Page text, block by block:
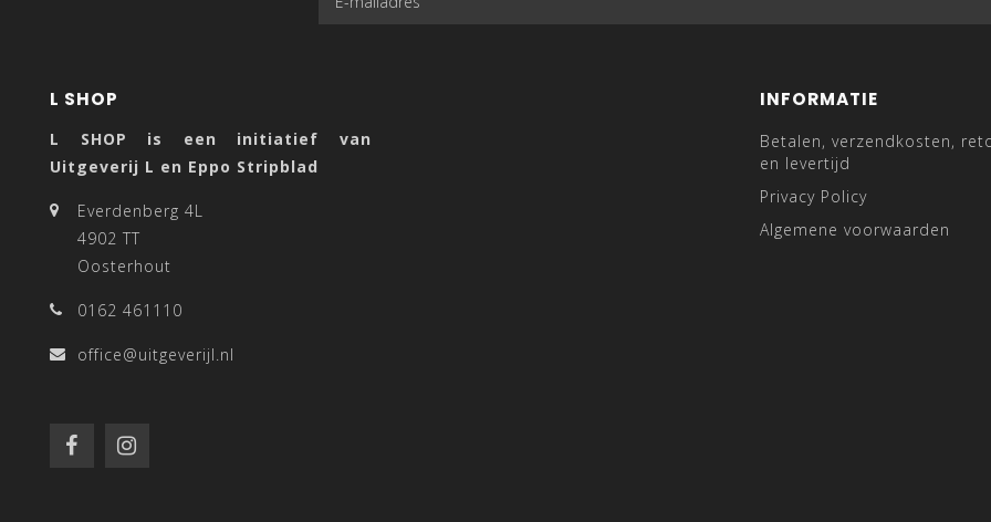
L SHOP
L SHOP is een initiatief van
Uitgeverij L en Eppo Stripblad
Everdenberg 4L
4902 TT
Oosterhout
0162 461110
office@uitgeverijl.nl
INFORMATIE
Betalen, verzendkosten,
en levertijd
Privacy Policy
Algemene voorwaarden